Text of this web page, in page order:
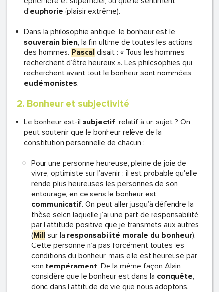
d’euphorie (plaisir extrême).
Dans la philosophie antique, le bonheur est le
souverain bien, la fin ultime de toutes les actions
des hommes. Pascal disait : « Tous les hommes
recherchent d’être heureux ». Les philosophies qui
recherchent avant tout le bonheur sont nommées
eudémonistes.
2. Bonheur et subjectivité
Le bonheur est-il subjectif, relatif à un sujet ? On
peut soutenir que le bonheur relève de la
constitution personnelle de chacun :
Pour une personne heureuse, pleine de joie de
vivre, optimiste sur l’avenir : il est probable qu'elle
rende plus heureuses les personnes de son
entourage, en ce sens le bonheur est
communicatif. On peut aller jusqu’à défendre la
thèse selon laquelle j’ai une part de responsabilité
par l’attitude positive que je transmets aux autres
(Mill sur la responsabilité morale du bonheur).
Cette personne n’a pas forcément toutes les
conditions du bonheur, mais elle est heureuse par
son tempérament. De la même façon Alain
considère que le bonheur est dans la conquête,
donc dans l’attitude de vie que nous adoptons.